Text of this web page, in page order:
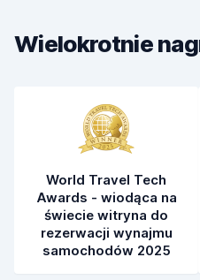
Czystość samochodu
Wielokrotnie
World Travel Tech
Awards - wiodąca na
świecie witryna do
rezerwacji wynajmu
samochodów 2025